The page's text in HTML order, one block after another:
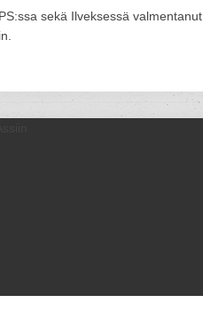
sekä Ilveksessä valmentanut